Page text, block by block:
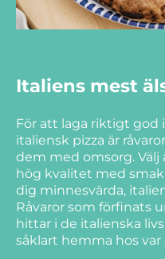
Italiens mest
För att laga riktigt god
italiensk pizza är
dem med omsorg. Välj
hög kvalitet med
dig minnesvärda,
Råvaror som förfinats
hittar i de italienska
såklart hemma hos